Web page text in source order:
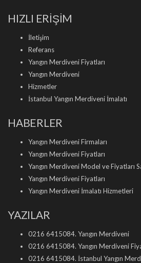
HIZLI ERİŞİM
İletişim
Referans
Yangın Merdiveni Fiyatları
Yangın Merdiveni
Hizmetler
İstanbul Yangın Merdiveni İmalatı
HABERLER
Yangın Merdiveni Firmaları
Yangın Merdiveni Fiyatları
Yangın Merdiveni Model ve Fiyatları
Yangın Merdiveni Fiyatları
Yangın Merdiveni İmalatı Hizmetleri
YAZILAR
0216 6415084. Yangın Merdiveni
0216 6415084. Yangın Merdiveni
0216 6415084. İstanbul Yangın